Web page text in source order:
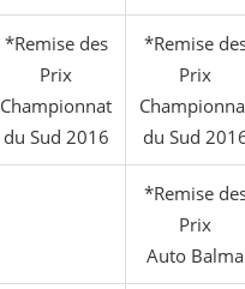
*Remise des
Prix
Championnat
du Sud 2016
*Remise
Prix
du Sud
*Remise
Prix
Auto Balma